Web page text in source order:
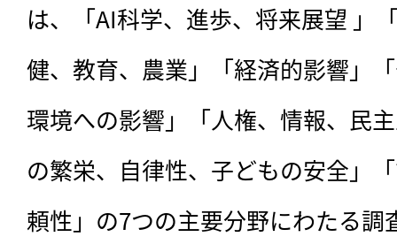
は、「AI科学、進歩、将来展望 」
健、教育、農業」「経済的影響」
環境への影響」「人権、情報、民
の繁栄、自律性、子どもの安全」
頼性」の7つの主要分野にわたる調